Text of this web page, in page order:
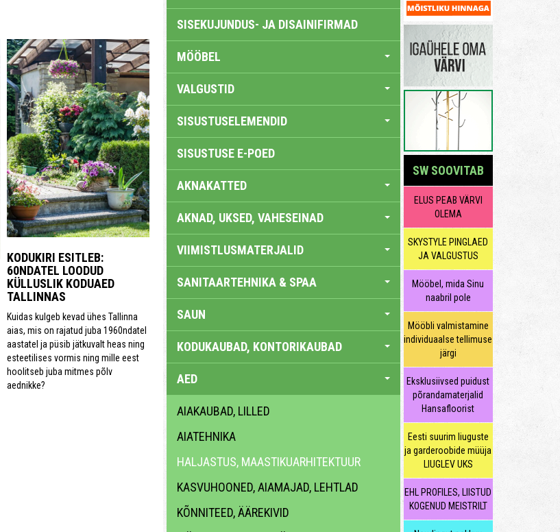
KODUKIRI ESITLEB:
60NDATEL LOODUD
KÜLLUSLIK KODUAED
TALLINNAS
Kuidas kulgeb kevad ühes Tallinna
aias, mis on rajatud juba 1960ndatel
aastatel ja püsib jätkuvalt heas ning
esteetilises vormis ning mille eest
hoolitseb juba mitmes põlv
aednikke?
SISEKUJUNDUS- JA DISAINIFIRMAD
MÖÖBEL
VALGUSTID
SISUSTUSELEMENDID
SISUSTUSE E-POED
AKNAKATTED
AKNAD, UKSED, VAHESEINAD
VIIMISTLUSMATERJALID
SANITAARTEHNIKA & SPAA
SAUN
KODUKAUBAD, KONTORIKAUBAD
AED
AIAKAUBAD, LILLED
AIATEHNIKA
HALJASTUS, MAASTIKUARHITEKTUUR
KASVUHOONED, AIAMAJAD, LEHTLAD
KÕNNITEED, ÄÄREKIVID
SW SOOVITAB
ELUS PEAB VÄRVI
OLEMA
SKYSTYLE PINGLAED
JA VALGUSTUS
Mööbel, mida Sinu
naabril pole
Mööbli valmistamine
individuaalse tellimuse
järgi
Eksklusiivsed puidust
põrandamaterjalid
Hansafloorist
Eesti suurim liuguste
ja garderoobide müüja
LIUGLEV UKS
EHL PROFILES, LIISTUD
KOGENUD MEISTRILT